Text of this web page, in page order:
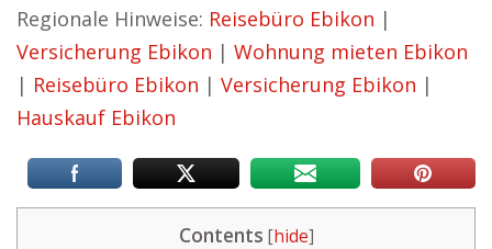
Regionale Hinweise: Reisebüro Ebikon |
Versicherung Ebikon | Wohnung mieten Ebikon
| Reisebüro Ebikon | Versicherung Ebikon |
Hauskauf Ebikon
Contents [hide]